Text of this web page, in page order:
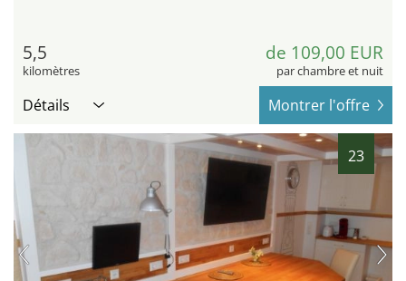
5,5
kilomètres
de 109,00 EUR
par chambre et nuit
Détails Montrer l'offre
23